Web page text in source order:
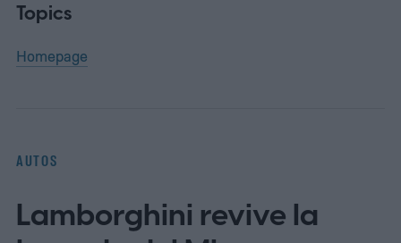
Topics
Homepage
AUTOS
Lamborghini revive la